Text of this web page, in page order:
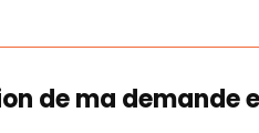
de ma demande